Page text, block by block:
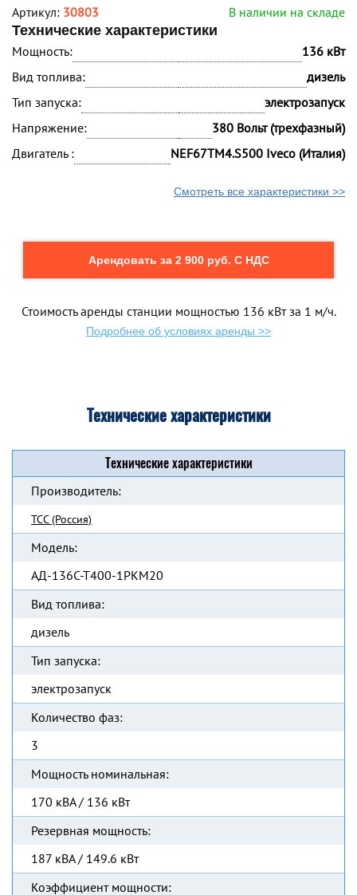
Артикул: 30803
В наличии на складе
Технические характеристики
Мощность:
136 кВт
Вид топлива:
дизель
Тип запуска:
электрозапуск
Напряжение:
380 Вольт (трехфазный)
Двигатель :
NEF67TM4.S500 Iveco (Италия)
Смотреть все характеристики >>
Арендовать за 2 900 руб. С НДС
Стоимость аренды станции мощностью 136 кВт за 1 м/ч.
Подробнее об условиях аренды >>
Технические характеристики
Технические характеристики
Производитель:
ТСС (Россия)
Модель:
АД-136С-Т400-1РКМ20
Вид топлива:
дизель
Тип запуска:
электрозапуск
Количество фаз:
3
Мощность номинальная:
170 кВА / 136 кВт
Резервная мощность:
187 кВА / 149.6 кВт
Коэффициент мощности: